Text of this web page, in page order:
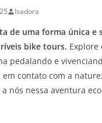
Isadora
de uma forma única e
bike tours. Explore
pedalando e
em contato com a
a nós nessa aventura